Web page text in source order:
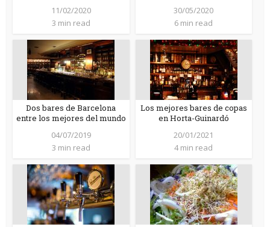
11/02/2020
3 min read
30/05/2020
6 min read
Dos bares de Barcelona
entre los mejores del mundo
04/07/2019
3 min read
Los mejores bares de copas
en Horta-Guinardó
20/01/2021
4 min read